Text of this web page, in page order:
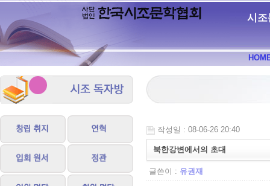
시조
작성일 : 08-06-26 20:40
북한강변에서의 초대
글쓴이 : 유권재